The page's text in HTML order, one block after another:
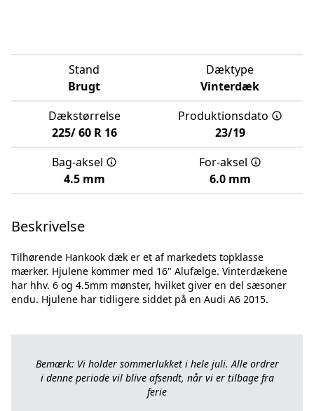
Stand
Brugt
Dæktype
Vinterdæk
Dækstørrelse
225/ 60 R 16
Produktionsdato
23/19
Bag-aksel
4.5 mm
For-aksel
6.0 mm
Beskrivelse
Tilhørende Hankook dæk er et af markedets topklasse
mærker. Hjulene kommer med 16" Alufælge. Vinterdækene
har hhv. 6 og 4.5mm mønster, hvilket giver en del sæsoner
Bemærk: Vi holder sommerlukket i hele juli. Alle ordrer
i denne periode vil blive afsendt, når vi er tilbage fra
ferie